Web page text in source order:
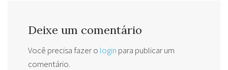
Deixe um comentário
Você precisa fazer o login para publicar um
comentário.